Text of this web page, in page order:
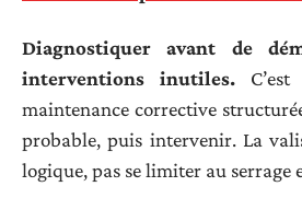
Diagnostiquer avant de
interventions inutiles.C’est
maintenance corrective
probable, puis intervenir. La
logique, pas se limiter au serrage